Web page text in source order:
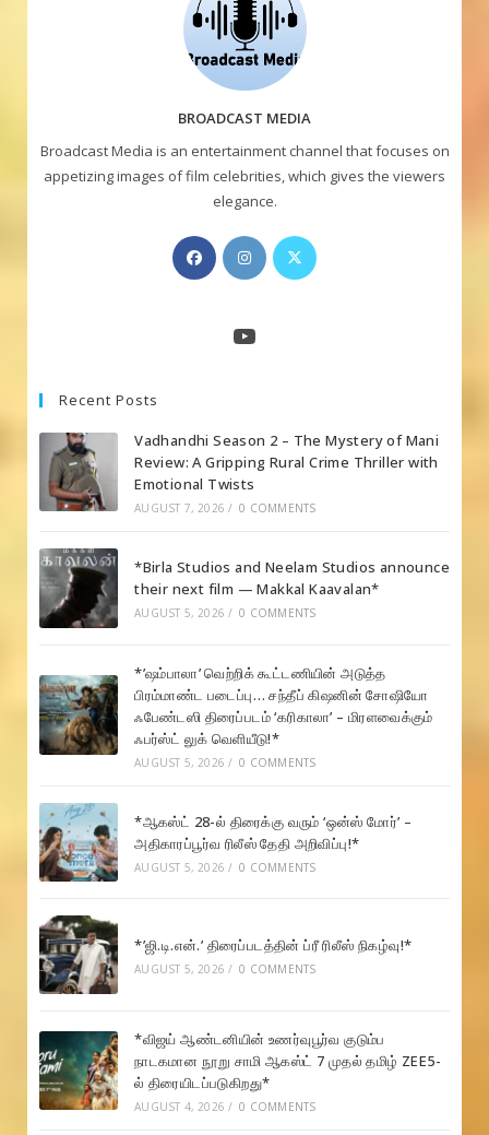
BROADCAST MEDIA
Broadcast Media is an entertainment channel that focuses on
appetizing images of film celebrities, which gives the viewers
elegance.
Opens
in
new
Opens
in
Opens
YouTube
Recent Posts
Vadhandhi Season 2 – The Mystery of Mani
Review: A Gripping Rural Crime Thriller with
Emotional Twists
AUGUST 7, 2026 / 0 COMMENTS
*Birla Studios and Neelam Studios announce
their next film — Makkal Kaavalan*
AUGUST 5, 2026 / 0 COMMENTS
*’ஷம்பாலா’ வெற்றிக் கூட்டணியின் அடுத்த
பிரம்மாண்ட படைப்பு… சந்தீப் கிஷனின் சோஷியோ
ஃபேண்டஸி திரைப்படம் ‘கரிகாலா’ – மிரளவைக்கும்
ஃபர்ஸ்ட் லுக் வெளியீடு!*
AUGUST 5, 2026 / 0 COMMENTS
*ஆகஸ்ட் 28-ல் திரைக்கு வரும் ‘ஒன்ஸ் மோர்’ –
அதிகாரப்பூர்வ ரிலீஸ் தேதி அறிவிப்பு!*
AUGUST 5, 2026 / 0 COMMENTS
*’ஜி.டி.என்.’ திரைப்படத்தின் ப்ரீ ரிலீஸ் நிகழ்வு!*
AUGUST 5, 2026 / 0 COMMENTS
*விஜய் ஆண்டனியின் உணர்வுபூர்வ குடும்ப
நாடகமான நூறு சாமி ஆகஸ்ட் 7 முதல் தமிழ் ZEE5-
ல் திரையிடப்படுகிறது*
AUGUST 4, 2026 / 0 COMMENTS